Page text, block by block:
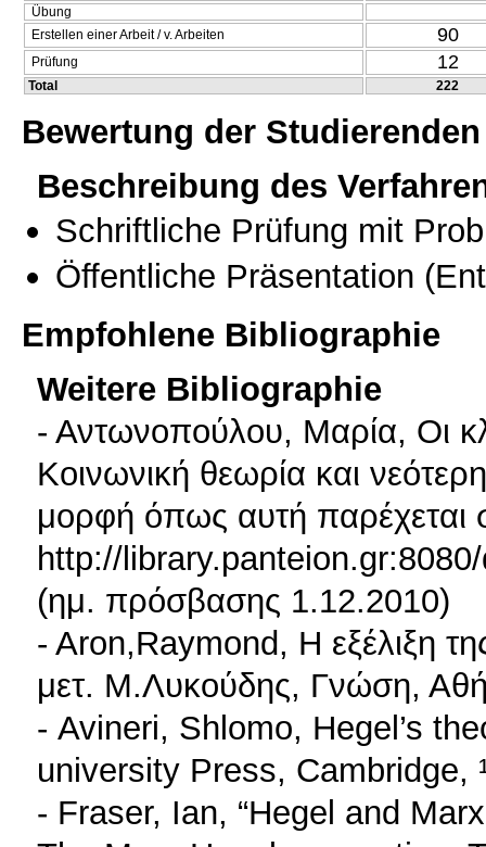
Übung
Erstellen einer Arbeit / v. Arbeiten
90
Prüfung 12
Total 222
Bewertung der Studierenden
Beschreibung des
Schriftliche Prüfung mit
Öffentliche Präsentation
Empfohlene Bibliographie
Weitere Bibliographie
- Αντωνοπούλου, Μαρία, Οι
Κοινωνική θεωρία και
μορφή όπως αυτή παρέχεται
http://
(ημ. πρόσβασης 1.12.2010)
- Aron,Raymond, Η εξέλιξη
μετ. Μ.Λυκούδης, Γνώση,
- Avineri, Shlomo, Hegel’s
university Press, Cambridge,
- Fraser, Ian, “Hegel and